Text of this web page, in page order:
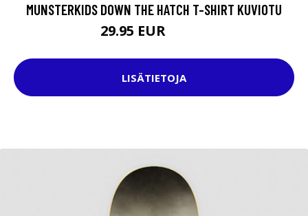
MUNSTERKIDS DOWN THE HATCH T-SHIRT KUVIOTU
29.95 EUR
LISÄTIETOJA